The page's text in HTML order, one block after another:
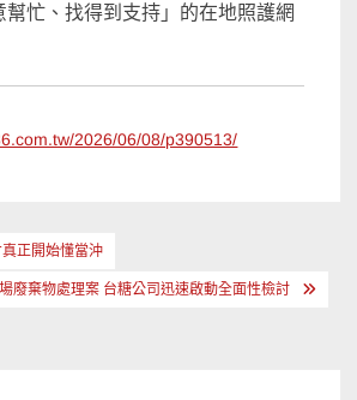
幫忙、找得到支持」的在地照護網
2026/06/08/p390513/
正開始懂當沖
廢棄物處理案 台糖公司迅速啟動全面性檢討